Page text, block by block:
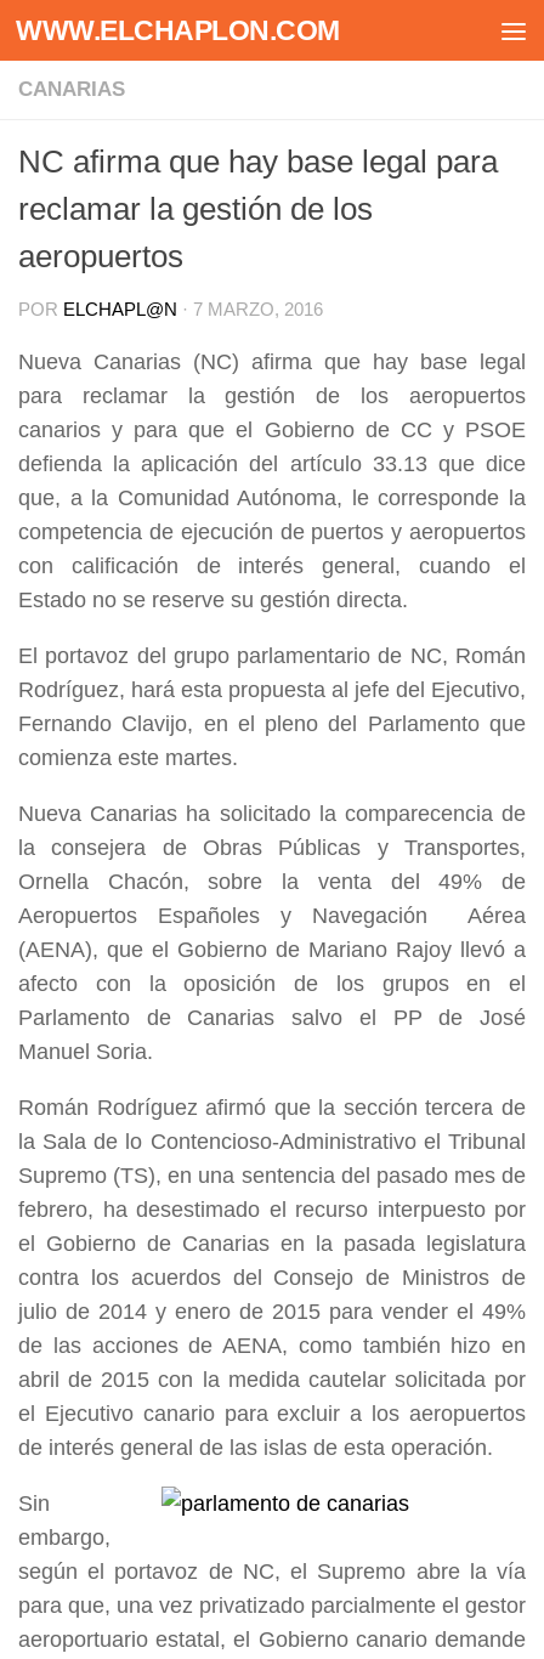
Saltar al contenido
WWW.ELCHAPLON.COM
CANARIAS
NC afirma que hay base legal para
reclamar la gestión de los
aeropuertos
POR ELCHAPL@N · 7 MARZO, 2016
Nueva Canarias (NC) afirma que hay base legal
para reclamar la gestión de los aeropuertos
canarios y para que el Gobierno de CC y PSOE
defienda la aplicación del artículo 33.13 que dice
que, a la Comunidad Autónoma, le corresponde la
competencia de ejecución de puertos y aeropuertos
con calificación de interés general, cuando el
Estado no se reserve su gestión directa.
El portavoz del grupo parlamentario de NC, Román
Rodríguez, hará esta propuesta al jefe del Ejecutivo,
Fernando Clavijo, en el pleno del Parlamento que
comienza este martes.
Nueva Canarias ha solicitado la comparecencia de
la consejera de Obras Públicas y Transportes,
Ornella Chacón, sobre la venta del 49% de
Aeropuertos Españoles y Navegación Aérea
(AENA), que el Gobierno de Mariano Rajoy llevó a
afecto con la oposición de los grupos en el
Parlamento de Canarias salvo el PP de José
Manuel Soria.
Román Rodríguez afirmó que la sección tercera de
la Sala de lo Contencioso-Administrativo el Tribunal
Supremo (TS), en una sentencia del pasado mes de
febrero, ha desestimado el recurso interpuesto por
el Gobierno de Canarias en la pasada legislatura
contra los acuerdos del Consejo de Ministros de
julio de 2014 y enero de 2015 para vender el 49%
de las acciones de AENA, como también hizo en
abril de 2015 con la medida cautelar solicitada por
el Ejecutivo canario para excluir a los aeropuertos
de interés general de las islas de esta operación.
Sin
embargo,
según el portavoz de NC, el Supremo abre la vía
para que, una vez privatizado parcialmente el gestor
aeroportuario estatal, el Gobierno canario demande